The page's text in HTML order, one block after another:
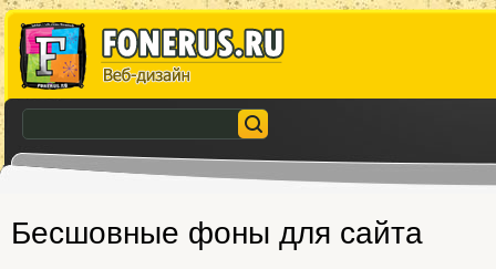
Бесшовные фоны для сайта